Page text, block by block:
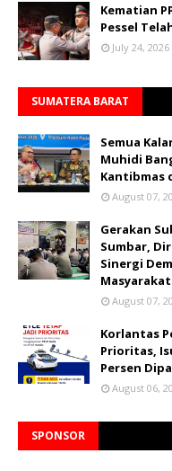
Kematian
Pessel
July 24, 2026
SUMATERA BARAT
Semua
Muhidi
Kantibmas
August 07,
Gerakan
Sumbar,
Sinergi
Masyarakat
August 07,
Korlantas
Prioritas,
Persen
August 06,
SPONSOR